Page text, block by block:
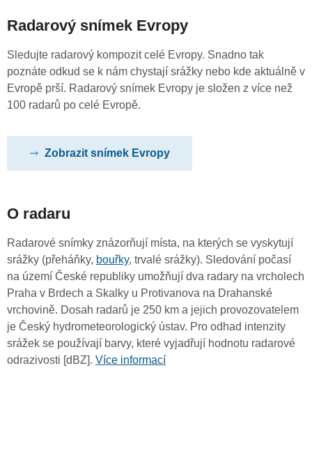
Radarový snímek Evropy
Sledujte radarový kompozit celé Evropy. Snadno tak
poznáte odkud se k nám chystají srážky nebo kde aktuálně v
Evropě prší. Radarový snímek Evropy je složen z více než
100 radarů po celé Evropě.
Zobrazit snímek Evropy
O radaru
Radarové snímky znázorňují místa, na kterých se vyskytují
srážky (přeháňky, bouřky, trvalé srážky). Sledování počasí
na území České republiky umožňují dva radary na vrcholech
Praha v Brdech a Skalky u Protivanova na Drahanské
vrchovině. Dosah radarů je 250 km a jejich provozovatelem
je Český hydrometeorologický ústav. Pro odhad intenzity
srážek se používají barvy, které vyjadřují hodnotu radarové
odrazivosti [dBZ]. Více informací